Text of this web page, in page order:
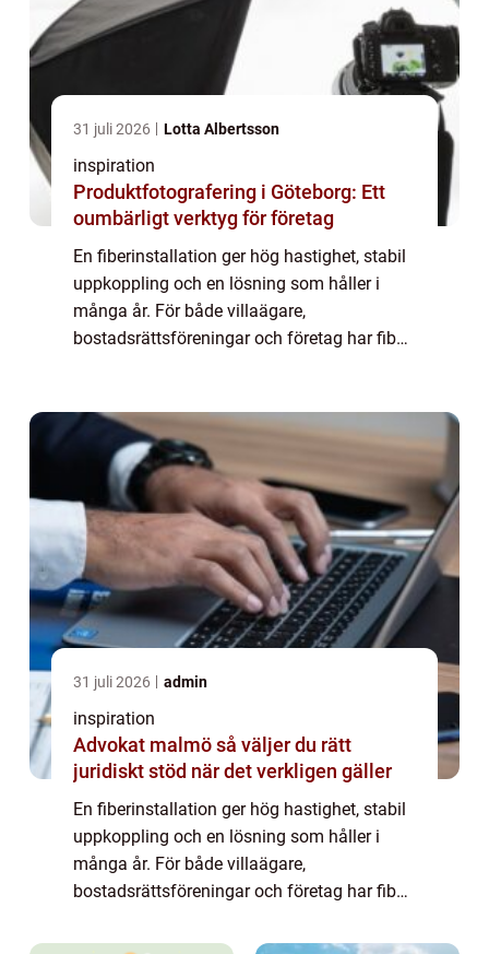
31 juli 2026 Lotta Albertsson
inspiration
Produktfotografering i Göteborg: Ett
oumbärligt verktyg för företag
En fiberinstallation ger hög hastighet, stabil
uppkoppling och en lösning som håller i
många år. För både villaägare,
bostadsrättsföreningar och företag har fiber
31 juli 2026 admin
inspiration
Advokat malmö så väljer du rätt
juridiskt stöd när det verkligen gäller
En fiberinstallation ger hög hastighet, stabil
uppkoppling och en lösning som håller i
många år. För både villaägare,
bostadsrättsföreningar och företag har fiber